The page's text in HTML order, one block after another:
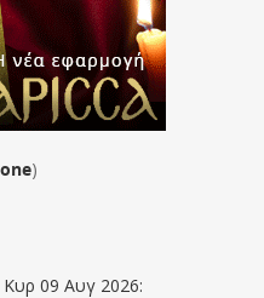
)
09 Αυγ 2026: